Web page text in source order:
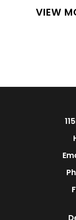
VIEW